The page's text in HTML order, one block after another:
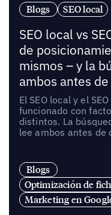
Blogs SEO local
SEO local vs
de
mismos – y la
ambos antes
El SEO local y el
funcionado con
distintos. La
lee ambos antes de
Blogs
Optimización de
Marketing en